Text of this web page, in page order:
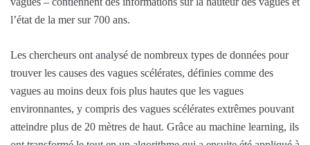
l’état de la mer sur 700 ans.
Les chercheurs ont analysé de nombreux types de données pour
trouver les causes des vagues scélérates, définies comme des
vagues au moins deux fois plus hautes que les vagues
environnantes, y compris des vagues scélérates extrêmes pouvant
atteindre plus de 20 mètres de haut. Grâce au machine learning, ils